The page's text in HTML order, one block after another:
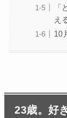
え
10
23歳。好